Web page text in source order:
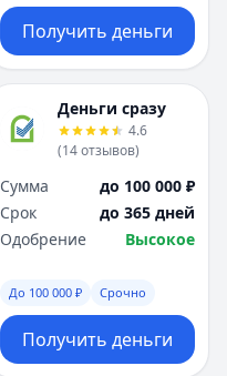
Получить деньги
Деньги сразу
4.6
(14отзывов)
Сумма
до 100 000 ₽
Срок
до 365 дней
Одобрение
Высокое
До 100 000 ₽ Срочно
Получить деньги